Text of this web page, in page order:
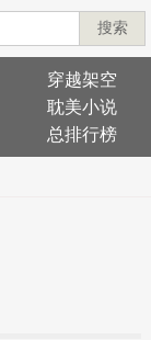
搜索
穿越架空
耽美小说
总排行榜